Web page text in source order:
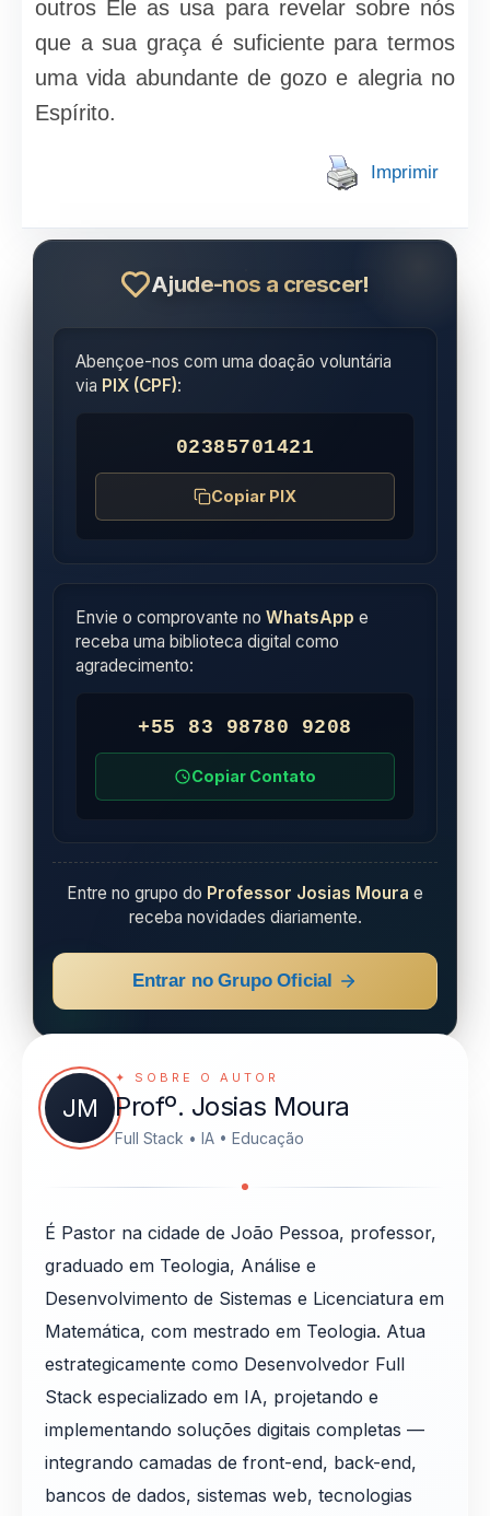
outros Ele as usa para revelar sobre nós
que a sua graça é suficiente para termos
uma vida abundante de gozo e alegria no
Espírito.
Imprimir
Ajude-nos a crescer!
Abençoe-nos com uma doação voluntária
via PIX (CPF):
02385701421
Copiar PIX
Envie o comprovante noWhatsApp e
receba uma biblioteca digital como
agradecimento:
+55 83 98780 9208
Copiar Contato
Entre no grupo do Professor Josias Moura e
receba novidades diariamente.
Entrar no Grupo Oficial
JM
✦ SOBRE O AUTOR
Profº. Josias Moura
Full Stack • IA • Educação
É Pastor na cidade de João Pessoa, professor,
graduado em Teologia, Análise e
Desenvolvimento de Sistemas e Licenciatura em
Matemática, com mestrado em Teologia. Atua
estrategicamente como Desenvolvedor Full
Stack especializado em IA, projetando e
implementando soluções digitais completas —
integrando camadas de front-end, back-end,
bancos de dados, sistemas web, tecnologias